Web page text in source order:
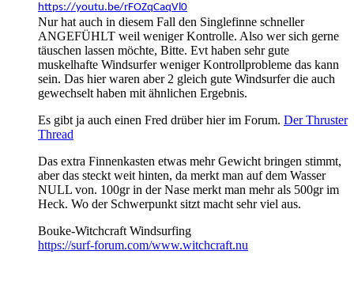
https://youtu.be/rFOZqCaqVl0
Nur hat auch in diesem Fall den Singlefinne schneller
ANGEFÜHLT weil weniger Kontrolle. Also wer sich gerne
täuschen lassen möchte, Bitte. Evt haben sehr gute
muskelhafte Windsurfer weniger Kontrollprobleme das kann
sein. Das hier waren aber 2 gleich gute Windsurfer die auch
gewechselt haben mit ähnlichen Ergebnis.
Es gibt ja auch einen Fred drüber hier im Forum. Der Thruster
Thread
Das extra Finnenkasten etwas mehr Gewicht bringen stimmt,
aber das steckt weit hinten, da merkt man auf dem Wasser
NULL von. 100gr in der Nase merkt man mehr als 500gr im
Heck. Wo der Schwerpunkt sitzt macht sehr viel aus.
Bouke-Witchcraft Windsurfing
https://surf-forum.com/www.witchcraft.nu